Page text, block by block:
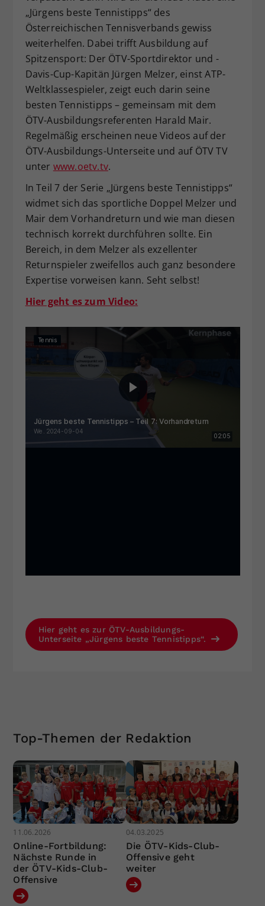
„Jürgens beste Tennistipps“ des
Österreichischen Tennisverbands gewiss
weiterhelfen. Dabei trifft Ausbildung auf
Spitzensport: Der ÖTV-Sportdirektor und -
Davis-Cup-Kapitän Jürgen Melzer, einst ATP-
Weltklassespieler, zeigt euch darin seine
besten Tennistipps – gemeinsam mit dem
ÖTV-Ausbildungsreferenten Harald Mair.
Regelmäßig erscheinen neue Videos auf der
ÖTV-Ausbildungs-Unterseite und auf ÖTV TV
unter www.oetv.tv.
In Teil 7 der Serie „Jürgens beste Tennistipps“
widmet sich das sportliche Doppel Melzer und
Mair dem Vorhandreturn und wie man diesen
technisch korrekt durchführen sollte. Ein
Bereich, in dem Melzer als exzellenter
Returnspieler zweifellos auch ganz besondere
Expertise vorweisen kann. Seht selbst!
Hier geht es zum Video:
Hier geht es zur ÖTV-Ausbildungs-
Unterseite „Jürgens beste Tennistipps“.
Top-Themen der Redaktion
11.06.2026
Online-Fortbildung:
Nächste Runde in
der ÖTV-Kids-Club-
Offensive
04.03.2025
Die ÖTV-Kids-Club-
Offensive geht
weiter
Zweck
Dieser Wert speichert Ihre Consent-
Einstellungen. Unter anderem eine
zufällig generierte ID, für die
historische Speicherung Ihrer
vorgenommen Einstellungen, falls der
Webseiten-Betreiber dies eingestellt
hat.